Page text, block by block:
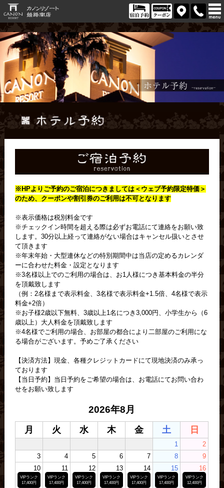
※HPよりご予約のご宿泊につきましては＜ ウェブ予約限定特価＞
のため、クーポンや割引券のご利用は不可となります
※表示価格は税別料金です
※チェックイン時間を超える際は必ずお電話にて連絡をお願い致
します。30分以上経って連絡がない場合はキャンセル扱いとさせ
て頂きます
※年末年始・大型連休などの特別期間中は当店の定めるカレンダ
ーに合わせた料金・設定となります
※3名様以上でのご利用の場合は、お1人様につき基本料金の半分
を頂戴致します
（例：2名様まで表示料金、3名様で表示料金+1.5倍、4名様で表示
料金+2倍）
※お子様2歳以下無料、3歳以上1名につき3,000円、小学生から（6
歳以上）大人料金を頂戴致します
※4名様でご利用の場合、お部屋の都合により二部屋のご利用にな
る場合がございます。予めご了承ください
【決済方法】現金、各種クレジットカードにて現地決済のみ承っ
ております
【当日予約】当日予約をご希望の場合は、お電話にてお問い合わ
せをお願い致します
2026年8月
月 火 水 木 金 土 日
1
2
3
4 5 6 7 8
9
10
VIPランク
17,400円
11
VIPランク
17,400円
12
VIPランク
17,400円
13
VIPランク
17,400円
14
VIPランク
17,400円
15
VIPランク
17,400円
16
VIPランク
12,400円